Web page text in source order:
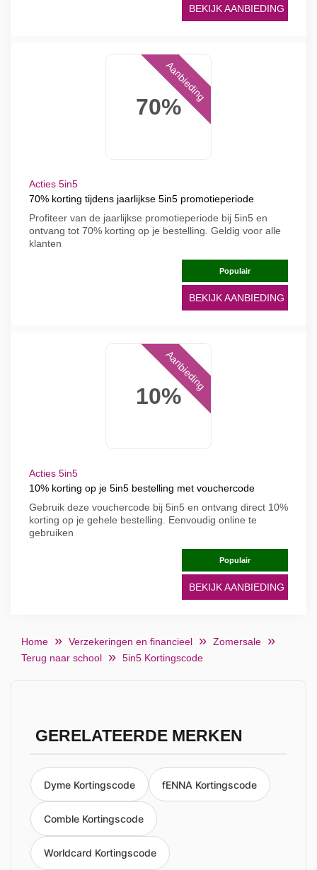
BEKIJK AANBIEDING
70%
Aanbieding
Acties 5in5
70% korting tijdens jaarlijkse 5in5 promotieperiode
Profiteer van de jaarlijkse promotieperiode bij 5in5 en
ontvang tot 70% korting op je bestelling. Geldig voor alle
klanten
Populair
BEKIJK AANBIEDING
10%
Aanbieding
Acties 5in5
10% korting op je 5in5 bestelling met vouchercode
Gebruik deze vouchercode bij 5in5 en ontvang direct 10%
korting op je gehele bestelling. Eenvoudig online te
gebruiken
Populair
BEKIJK AANBIEDING
Home Verzekeringen en financieel
Zomersale
Terug naar school
5in5 Kortingscode
GERELATEERDE MERKEN
Dyme Kortingscode fENNA Kortingscode
Comble Kortingscode
Worldcard Kortingscode